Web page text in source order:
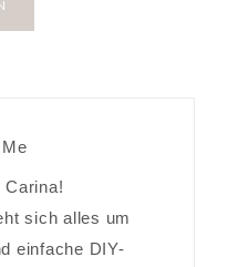
Carina!
sich alles um
einfache DIY-